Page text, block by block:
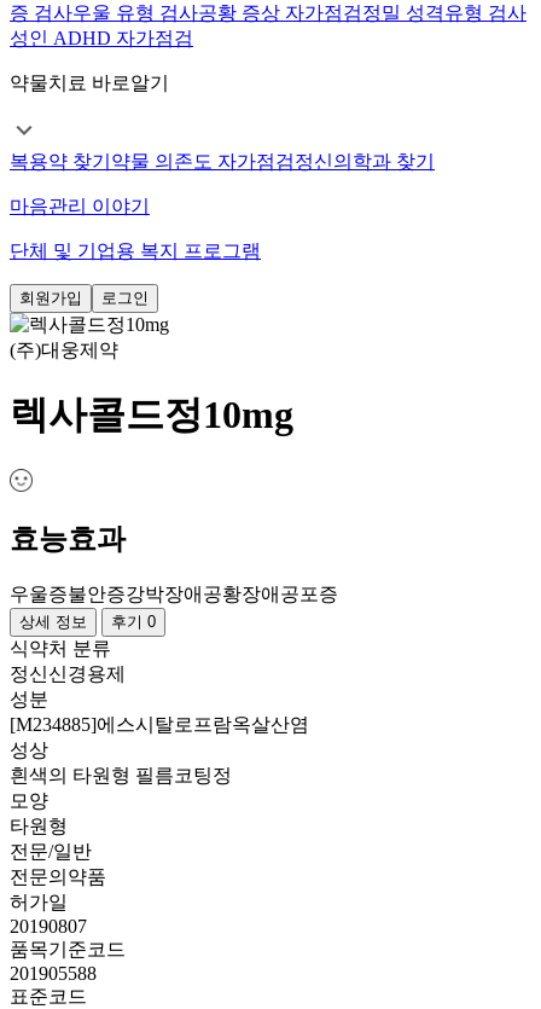
증 검사우울 유형 검사공황 증상 자가점검정밀 성격유형 검사
성인 ADHD 자가점검
약물치료 바로알기
복용약 찾기 약물 의존도 자가점검정신의학과 찾기
마음관리 이야기
단체 및 기업용 복지 프로그램
회원가입 로그인
(주)대웅제약
렉사콜드정10mg
효능효과
우울증불안증강박장애 공황장애 공포증
상세 정보 후기 0
식약처 분류
정신신경용제
성분
[M234885]에스시탈로프람옥살산염
성상
흰색의 타원형 필름코팅정
모양
타원형
전문/일반
전문의약품
허가일
20190807
품목기준코드
201905588
표준코드